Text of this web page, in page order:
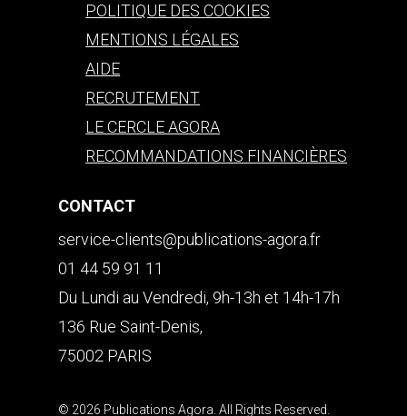
POLITIQUE DES COOKIES
MENTIONS LÉGALES
AIDE
RECRUTEMENT
LE CERCLE AGORA
RECOMMANDATIONS FINANCIÈRES
CONTACT
service-clients@publications-agora.fr
01 44 59 91 11
Du Lundi au Vendredi, 9h-13h et 14h-17h
136 Rue Saint-Denis,
75002 PARIS
© 2026 Publications Agora. All Rights Reserved.